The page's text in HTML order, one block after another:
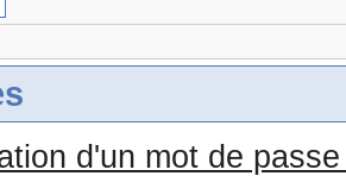
d'un mot de